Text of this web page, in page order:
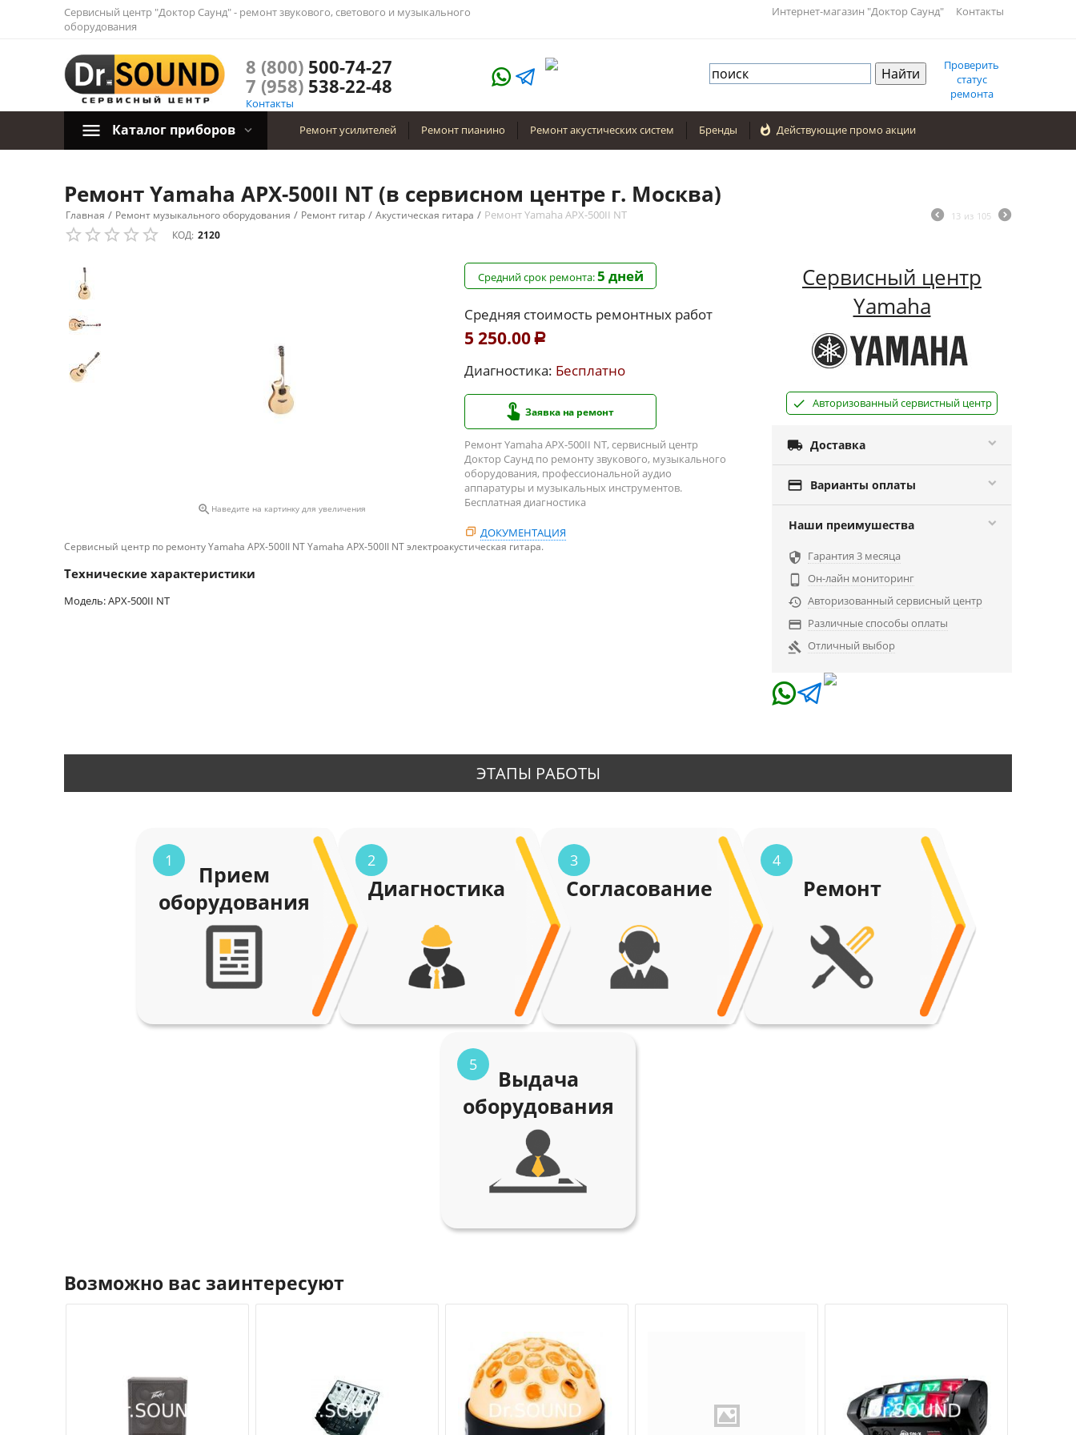
Сервисный центр "Доктор Саунд" - ремонт звукового, светового и музыкального
оборудования
Интернет-магазин "Доктор Саунд" Контакты
8 (800)500-74-27
7 (958)538-22-48
Контакты
Проверить
статус
ремонта
Каталог приборов Ремонт усилителей Ремонт пианино Ремонт акустических систем Бренды  Действующие промо акции
Ремонт Yamaha APX-500II NT (в сервисном центре г. Москва)
Главная / Ремонт музыкального оборудования / Ремонт гитар / Акустическая гитара / Ремонт Yamaha APX-500II NT 13 из 105
КОД: 2120
 Наведите на картинку для увеличения
Средний срок ремонта:5 дней
Средняя стоимость ремонтных работ
5 250.00 Р
Диагностика: Бесплатно
Заявка на ремонт
Ремонт Yamaha APX-500II NT, сервисный центр
Доктор Саунд по ремонту звукового, музыкального
оборудования, профессиональной аудио
аппаратуры и музыкальных инструментов.
Бесплатная диагностика
ДОКУМЕНТАЦИЯ
Сервисный центр по ремонту Yamaha APX-500II NT Yamaha APX-500II NT электроакустическая гитара.
Технические характеристики
Модель: APX-500II NT
Сервисный центр
Yamaha
Авторизованный сервистный центр
 Доставка
 Варианты оплаты
Наши преимушества
 Гарантия 3 месяца

Он-лайн мониторинг
 Авторизованный сервисный центр
 Различные способы оплаты
 Отличный выбор
ЭТАПЫ РАБОТЫ
1
Прием
оборудования
2
Диагностика
3
Согласование
4
Ремонт
5
Выдача
оборудования
Возможно вас заинтересуют